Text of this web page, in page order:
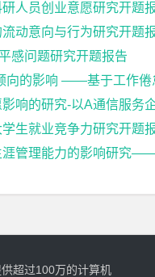
人员创业意愿研究开题
动意向与行为研究开题
感问题研究开题报告
向的影响 ——基于工作倦
响的研究-以A通信服务
生就业竞争力研究开题
涯管理能力的影响研究
超过100万的计算机